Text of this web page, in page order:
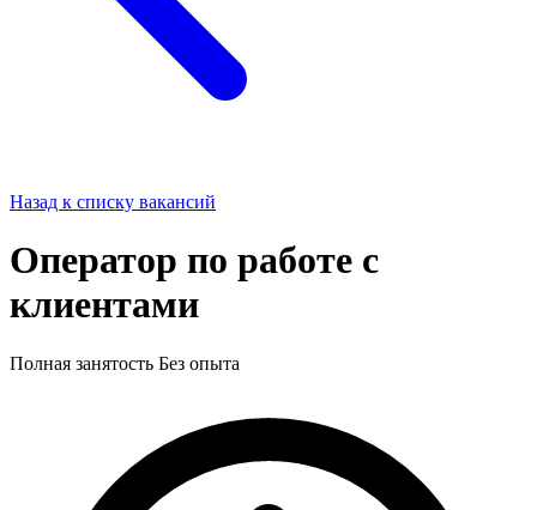
Назад к списку вакансий
Оператор по работе с
клиентами
Полная занятость Без опыта